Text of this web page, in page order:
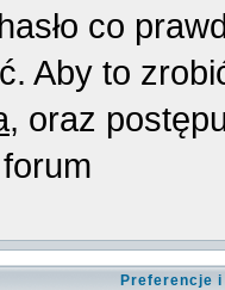
co
Aby to
, oraz
Preferencje